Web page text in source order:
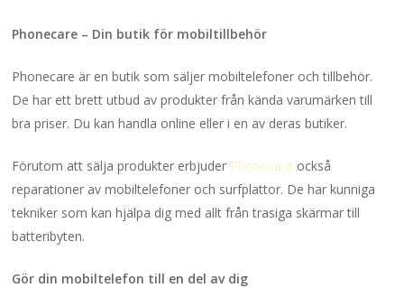
Phonecare – Din butik för mobiltillbehör
Phonecare är en butik som säljer mobiltelefoner och tillbehör.
De har ett brett utbud av produkter från kända varumärken till
bra priser. Du kan handla online eller i en av deras butiker.
Förutom att sälja produkter erbjuder Phonecare också
reparationer av mobiltelefoner och surfplattor. De har kunniga
tekniker som kan hjälpa dig med allt från trasiga skärmar till
batteribyten.
Gör din mobiltelefon till en del av dig